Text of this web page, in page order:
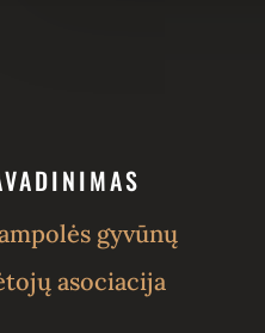
gyvūnų
asociacija